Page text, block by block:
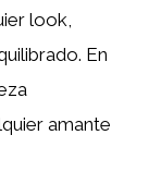
look,
En
amante